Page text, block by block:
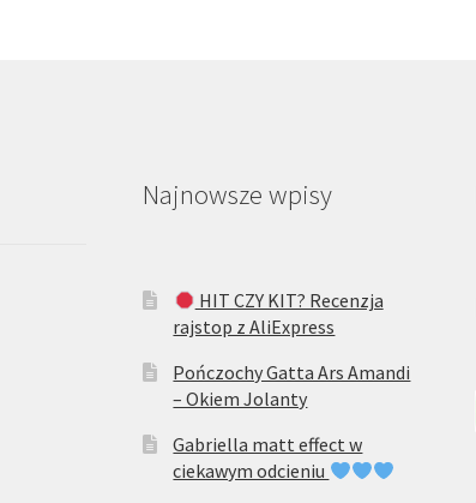
Najnowsze wpisy
HIT CZY KIT? Recenzja
rajstop z AliExpress
Pończochy Gatta Ars Amandi
– Okiem Jolanty
Gabriella matt effect w
ciekawym odcieniu